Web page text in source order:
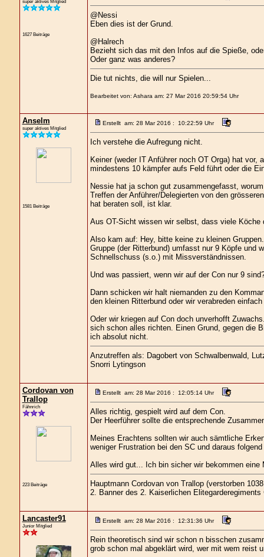
super aktives Mitglied
1627 Beiträge
@Nessi
Eben dies ist der Grund.
@Halrech
Bezieht sich das mit den Infos auf die Spieße,
Oder ganz was anderes?
Die tut nichts, die will nur Spielen...
Bearbeitet von: Ashara am: 27 Mar 2016 20:59:54 Uhr
Anselm
super aktives Mitglied
1581 Beiträge
Erstellt am: 28 Mar 2016 : 10:22:59 Uhr
Ich verstehe die Aufregung nicht.
Keiner (weder IT Anführer noch OT Orga) hat
mindestens 10 kämpfer aufs Feld führt oder die
Nessie hat ja schon gut zusammengefasst,
Treffen der Anführer/Delegierten von den
hat beraten soll, ist klar.
Aus OT-Sicht wissen wir selbst, dass viele
Also kam auf: Hey, bitte keine zu kleinen
Gruppe (der Ritterbund) umfasst nur 9 Köpfe und
Schnellschuss (s.o.) mit Missverständnissen.
Und was passiert, wenn wir auf der Con nur 9
Dann schicken wir halt niemanden zu den
den kleinen Ritterbund oder wir verabreden
Oder wir kriegen auf Con doch unverhofft
sich schon alles richten. Einen Grund, gegen die
ich absolut nicht.
Anzutreffen als: Dagobert von Schwalbenwald,
Snorri Lytingson
Cordovan von
Trallop
Fähnrich
223 Beiträge
Erstellt am: 28 Mar 2016 : 12:05:14 Uhr
Alles richtig, gespielt wird auf dem Con.
Der Heerführer sollte die entsprechende
Meines Erachtens sollten wir auch sämtliche
weniger Frustration bei den SC und daraus
Alles wird gut... Ich bin sicher wir bekommen
Hauptmann Cordovan von Trallop (verstorben
2. Banner des 2. Kaiserlichen
Lancaster91
Junior Mitglied
Erstellt am: 28 Mar 2016 : 12:31:36 Uhr
Rein theoretisch sind wir schon n bisschen
grob schon mal abgeklärt wird, wer mit wem reist